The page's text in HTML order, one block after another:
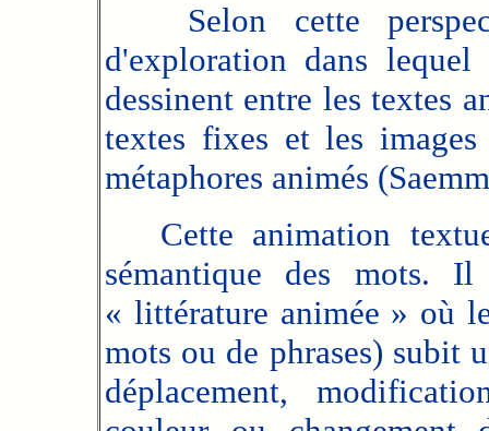
Selon cette
d'exploration dans lequel
dessinent entre les textes
textes fixes et les
métaphores animés
Cette animation
sémantique des mots.
« littérature animée » où
mots ou de phrases) subit
déplacement,